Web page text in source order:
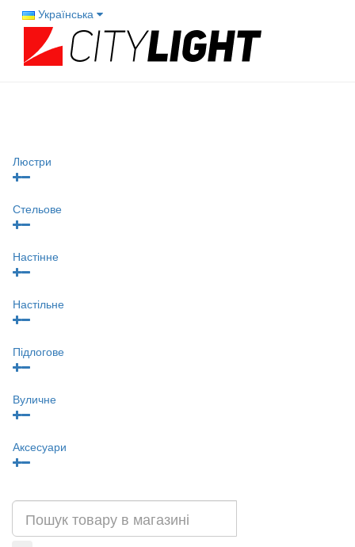
Українська
Люстри
Стельове
Настінне
Настільне
Підлогове
Вуличне
Аксесуари